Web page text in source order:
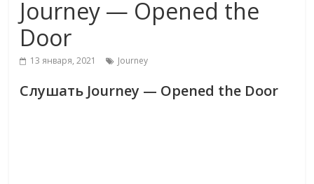
Journey — Opened the
Door
13 января, 2021 Journey
Слушать Journey — Opened the Door